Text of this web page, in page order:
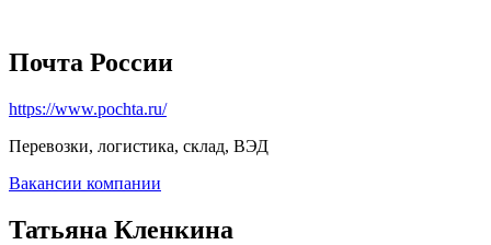
Почта России
https://www.pochta.ru/
Перевозки, логистика, склад, ВЭД
Вакансии компании
Татьяна Кленкина